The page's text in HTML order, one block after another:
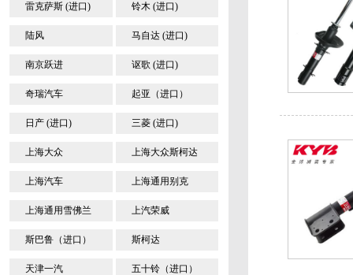
雷克萨斯 (进口) 铃木 (进口)
陆风 马自达 (进口)
南京跃进 讴歌 (进口)
奇瑞汽车 起亚（进口）
日产 (进口) 三菱 (进口)
上海大众 上海大众斯柯达
上海汽车 上海通用别克
上海通用雪佛兰 上汽荣威
斯巴鲁（进口） 斯柯达
天津一汽 五十铃（进口）